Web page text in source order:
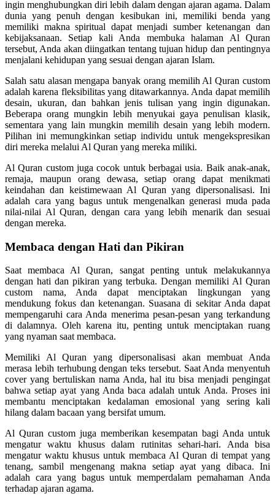
ingin menghubungkan diri lebih dalam dengan ajaran agama. Dalam
dunia yang penuh dengan kesibukan ini, memiliki benda yang
memiliki makna spiritual dapat menjadi sumber ketenangan dan
kebijaksanaan. Setiap kali Anda membuka halaman Al Quran
tersebut, Anda akan diingatkan tentang tujuan hidup dan pentingnya
menjalani kehidupan yang sesuai dengan ajaran Islam.
Salah satu alasan mengapa banyak orang memilih Al Quran custom
adalah karena fleksibilitas yang ditawarkannya. Anda dapat memilih
desain, ukuran, dan bahkan jenis tulisan yang ingin digunakan.
Beberapa orang mungkin lebih menyukai gaya penulisan klasik,
sementara yang lain mungkin memilih desain yang lebih modern.
Pilihan ini memungkinkan setiap individu untuk mengekspresikan
diri mereka melalui Al Quran yang mereka miliki.
Al Quran custom juga cocok untuk berbagai usia. Baik anak-anak,
remaja, maupun orang dewasa, setiap orang dapat menikmati
keindahan dan keistimewaan Al Quran yang dipersonalisasi. Ini
adalah cara yang bagus untuk mengenalkan generasi muda pada
nilai-nilai Al Quran, dengan cara yang lebih menarik dan sesuai
dengan mereka.
Membaca dengan Hati dan Pikiran
Saat membaca Al Quran, sangat penting untuk melakukannya
dengan hati dan pikiran yang terbuka. Dengan memiliki Al Quran
custom nama, Anda dapat menciptakan lingkungan yang
mendukung fokus dan ketenangan. Suasana di sekitar Anda dapat
mempengaruhi cara Anda menerima pesan-pesan yang terkandung
di dalamnya. Oleh karena itu, penting untuk menciptakan ruang
yang nyaman saat membaca.
Memiliki Al Quran yang dipersonalisasi akan membuat Anda
merasa lebih terhubung dengan teks tersebut. Saat Anda menyentuh
cover yang bertuliskan nama Anda, hal itu bisa menjadi pengingat
bahwa setiap ayat yang Anda baca adalah untuk Anda. Proses ini
membantu menciptakan kedalaman emosional yang sering kali
hilang dalam bacaan yang bersifat umum.
Al Quran custom juga memberikan kesempatan bagi Anda untuk
mengatur waktu khusus dalam rutinitas sehari-hari. Anda bisa
mengatur waktu khusus untuk membaca Al Quran di tempat yang
tenang, sambil mengenang makna setiap ayat yang dibaca. Ini
adalah cara yang bagus untuk memperdalam pemahaman Anda
terhadap ajaran agama.